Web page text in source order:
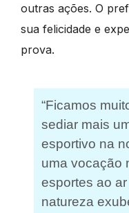
outras ações. O
sua felicidade e
prova.
“Ficamos
sediar mais
esportivo na
uma vocação
esportes ao
natureza